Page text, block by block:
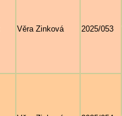
Věra Zinková 2025/053